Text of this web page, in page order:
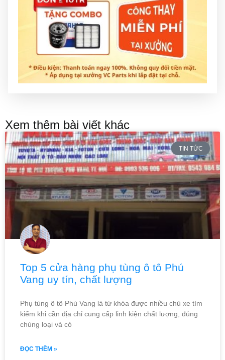
Xem thêm bài viết khác
TIN TỨC
Top 5 cửa hàng phụ tùng ô tô Phú
Vang uy tín, chất lượng
Phụ tùng ô tô Phú Vang là từ khóa được nhiều chủ xe tìm
kiếm khi cần địa chỉ cung cấp linh kiện chất lượng, đúng
chủng loại và có
ĐỌC THÊM »